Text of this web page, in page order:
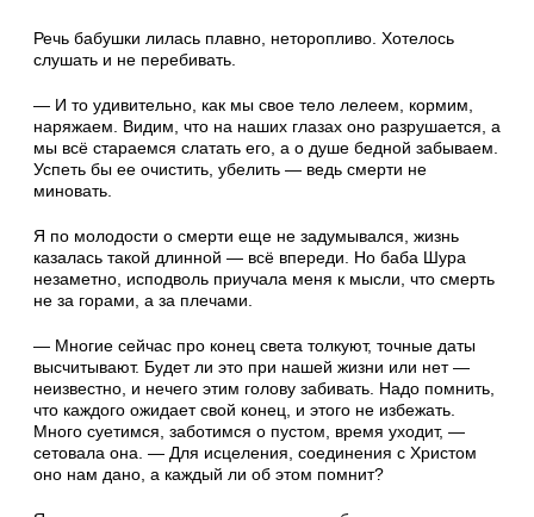
Речь бабушки лилась плавно, неторопливо. Хотелось
слушать и не перебивать.
— И то удивительно, как мы свое тело лелеем, кормим,
наряжаем. Видим, что на наших глазах оно разрушается, а
мы всё стараемся слатать его, а о душе бедной забываем.
Успеть бы ее очистить, убелить — ведь смерти не
миновать.
Я по молодости о смерти еще не задумывался, жизнь
казалась такой длинной — всё впереди. Но баба Шура
незаметно, исподволь приучала меня к мысли, что смерть
не за горами, а за плечами.
— Многие сейчас про конец света толкуют, точные даты
высчитывают. Будет ли это при нашей жизни или нет —
неизвестно, и нечего этим голову забивать. Надо помнить,
что каждого ожидает свой конец, и этого не избежать.
Много суетимся, заботимся о пустом, время уходит, —
сетовала она. — Для исцеления, соединения с Христом
оно нам дано, а каждый ли об этом помнит?